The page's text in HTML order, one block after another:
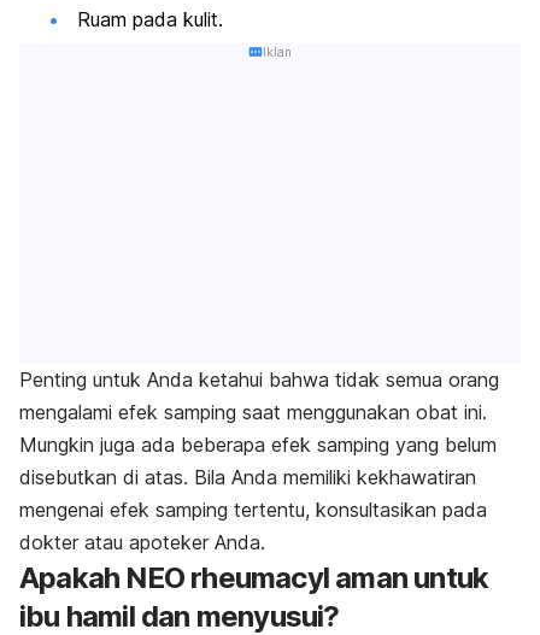
Ruam pada kulit.
Iklan
Penting untuk Anda ketahui bahwa tidak semua orang
mengalami efek samping saat menggunakan obat ini.
Mungkin juga ada beberapa efek samping yang belum
disebutkan di atas. Bila Anda memiliki kekhawatiran
mengenai efek samping tertentu, konsultasikan pada
dokter atau apoteker Anda.
Apakah NEO rheumacyl aman untuk
ibu hamil dan menyusui?